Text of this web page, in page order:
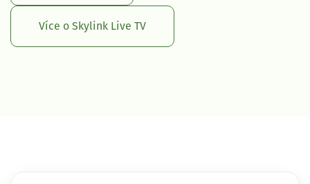
Více o Skylink Live TV